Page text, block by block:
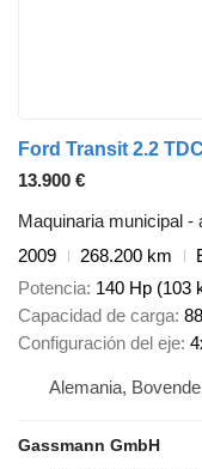
Ford Transit 2.2
13.900 €
Maquinaria municipal -
2009
268.200 km
Potencia 140 Hp (103
Capacidad de carga
Configuración del eje
Alemania,
Gassmann GmbH